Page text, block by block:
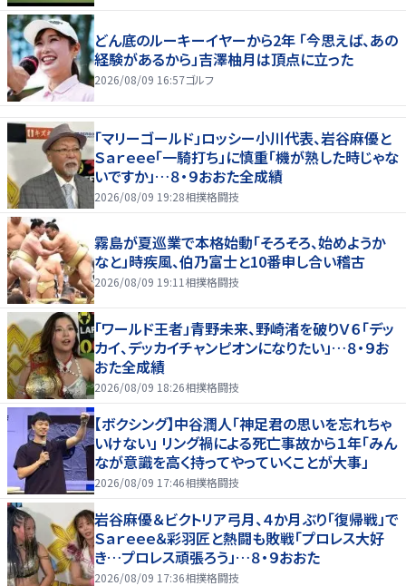
どん底のルーキーイヤーから2年 「今思えば、あの
経験があるから」吉澤柚月は頂点に立った
2026/08/09 16:57ゴルフ
「マリーゴールド」ロッシー小川代表、岩谷麻優と
Ｓａｒｅｅｅ「一騎打ち」に慎重「機が熟した時じゃな
いですか」…８・９おおた全成績
2026/08/09 19:28相撲格闘技
霧島が夏巡業で本格始動「そろそろ、始めようか
なと」時疾風、伯乃富士と10番申し合い稽古
2026/08/09 19:11 相撲格闘技
「ワールド王者」青野未来、野崎渚を破りＶ６「デッ
カイ、デッカイチャンピオンになりたい」…８・９お
おた全成績
2026/08/09 18:26相撲格闘技
【ボクシング】中谷潤人「神足君の思いを忘れちゃ
いけない」 リング禍による死亡事故から１年「みん
なが意識を高く持ってやっていくことが大事」
2026/08/09 17:46相撲格闘技
岩谷麻優＆ビクトリア弓月、４か月ぶり「復帰戦」で
Ｓａｒｅｅｅ＆彩羽匠と熱闘も敗戦「プロレス大好
き…プロレス頑張ろう」…８・９おおた
2026/08/09 17:36相撲格闘技